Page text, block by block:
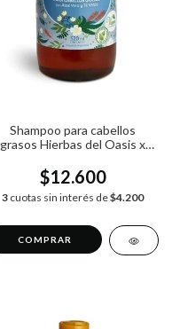
Shampoo para cabellos
grasos Hierbas del Oasis x
$12.600
3 cuotas sin interés de$4.200